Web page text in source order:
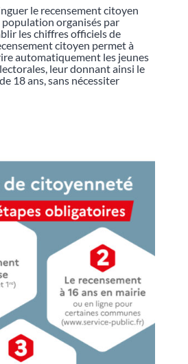
le recensement citoyen
population organisés par
les chiffres officiels de
citoyen permet à
automatiquement les jeunes
leur donnant ainsi le
18 ans, sans nécessiter